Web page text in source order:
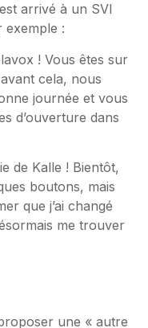
arrivé à un SVI
exemple :
! Vous êtes sur
cela, nous
journée et vous
d’ouverture dans
de Kalle ! Bientôt,
boutons, mais
que j’ai changé
me trouver
une « autre